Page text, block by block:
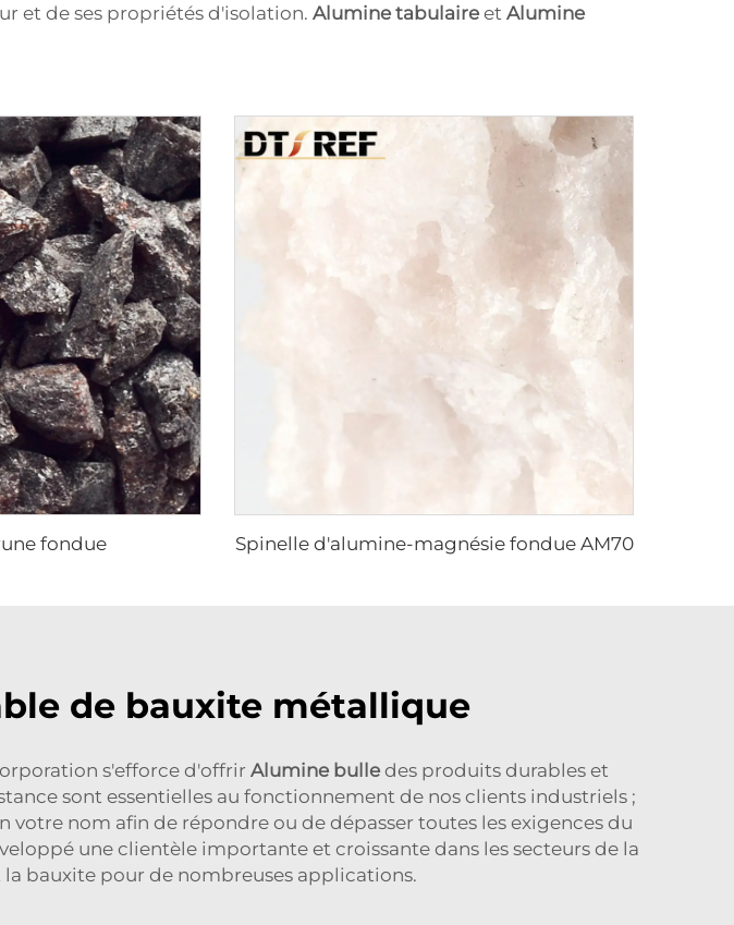
et de ses propriétés d'isolation. Alumine tabulaire et Alumine
fondue Spinelle d'alumine-magnésie fondue AM70
de bauxite métallique
s'efforce d'offrir Alumine bulle des produits durables et
sont essentielles au fonctionnement de nos clients industriels ;
nom afin de répondre ou de dépasser toutes les exigences du
une clientèle importante et croissante dans les secteurs de la
bauxite pour de nombreuses applications.